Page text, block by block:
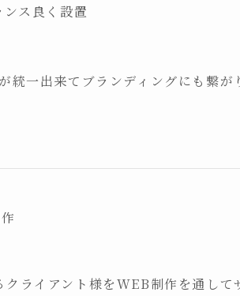
ス良く設置
統一出来てブランディングにも繋が
ライアント様をWEB制作を通して